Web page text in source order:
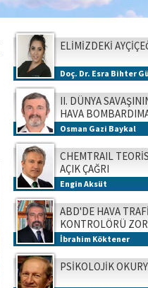
ELİMİZDEKİ
Doç. Dr. Esra Bihter
II. DÜNYA
HAVA
Osman Gazi Baykal
CHEMTRAIL
AÇIK ÇAĞRI
Engin Aksüt
ABD'DE HAVA
KONTROLÖRÜ
İbrahim Köktener
PSİKOLOJİK